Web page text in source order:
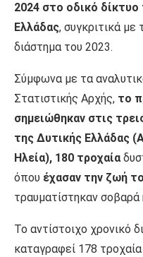
2024 στο οδικό
Ελλάδας, συγκριτικά με
διάστημα του 2023.
Σύμφωνα με τα
Στατιστικής Αρχής, το
σημειώθηκαν στις
της Δυτικής Ελλάδας
Ηλεία), 180 τροχαία
όπου έχασαν την ζωή
τραυματίστηκαν
Το αντίστοιχο χρονικό
καταγραφεί 178